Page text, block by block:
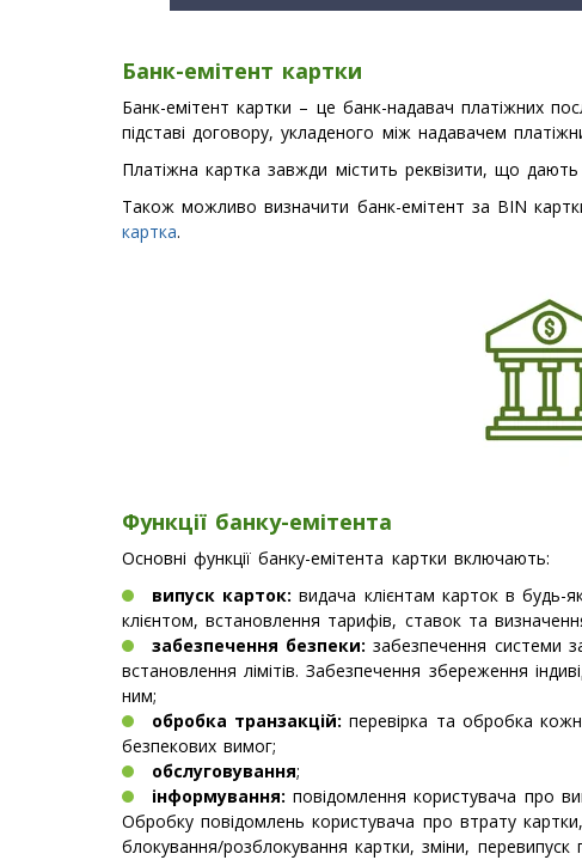
Банк-емітент картки
Банк-емітент картки – це банк-надавач платіжних
підставі договору, укладеного між надавачем
Платіжна картка завжди містить реквізити, що
Також можливо визначити банк-емітент за BIN
картка.
Функції банку-емітента
Основні функції банку-емітента картки включають:
випуск карток: видача клієнтам карток в будь-
клієнтом, встановлення тарифів, ставок та
забезпечення безпеки: забезпечення системи
встановлення лімітів. Забезпечення збереження
ним;
обробка транзакцій: перевірка та обробка
безпекових вимог;
обслуговування;
інформування: повідомлення користувача про
Обробку повідомлень користувача про втрату
блокування/розблокування картки, зміни, перевипуск